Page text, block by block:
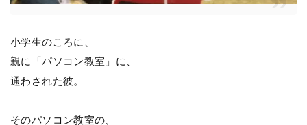
小学生のころに、
親に「パソコン教室」に、
通わされた彼。
そのパソコン教室の、